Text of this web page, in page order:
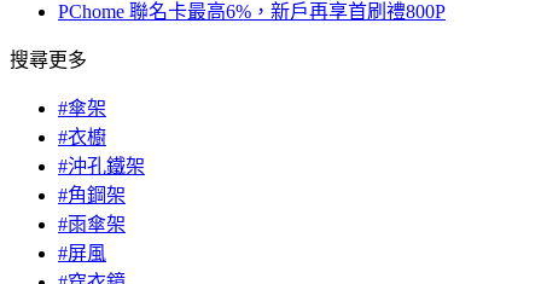
PChome 聯名卡最高6%，新戶再享首刷禮800P
搜尋更多
#傘架
#衣櫥
#沖孔鐵架
#角鋼架
#雨傘架
#屏風